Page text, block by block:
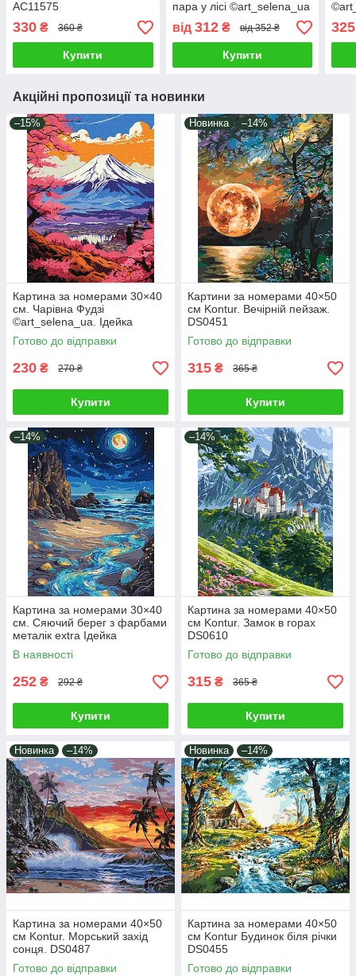
AC11575
330 ₴ 360 ₴
Купити
пара у лісі ©art_selena_ua
від 312₴ від 352 ₴
Купити
325
Акційні пропозиції та новинки
–15%
Картина за номерами 30×40
см. Чарівна Фудзі
©art_selena_ua. Ідейка
КНО2900
Готово до відправки
230 ₴ 270 ₴
Купити
Новинка –14%
Картини за номерами 40×50
см Kontur. Вечірній пейзаж.
DS0451
Готово до відправки
315 ₴ 365 ₴
Купити
–14%
Картина за номерами 30×40
см. Сяючий берег з фарбами
металік extra Ідейка
KHO6387
В наявності
252 ₴ 292 ₴
Купити
–14%
Картина за номерами 40×50
см Kontur. Замок в горах
DS0610
Готово до відправки
315 ₴ 365 ₴
Купити
Новинка –14%
Картина за номерами 40×50
см Kontur. Морський захід
сонця. DS0487
Готово до відправки
Новинка –14%
Картина за номерами 40×50
см Kontur Будинок біля річки
DS0455
Готово до відправки